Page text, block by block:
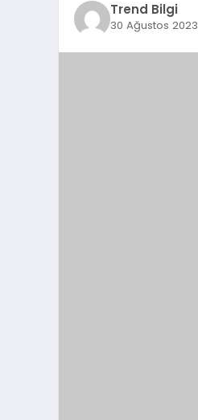
Trend Bilgi
30 Ağustos 2023